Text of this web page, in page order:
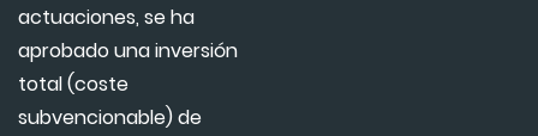
actuaciones, se ha
aprobado una inversión
total (coste
subvencionable) de